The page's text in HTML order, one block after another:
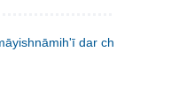
dar chahār pardih